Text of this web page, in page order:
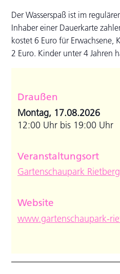
Der Wasserspaß ist im
Inhaber einer Dauerkarte
kostet 6 Euro für Erwachsene,
2 Euro. Kinder unter 4 Jahren
Draußen
Montag, 17.08.2026
12:00 Uhr bis 19:00 Uhr
Veranstaltungsort
Gartenschaupark Rietberg
Website
www.gartenschaupark-